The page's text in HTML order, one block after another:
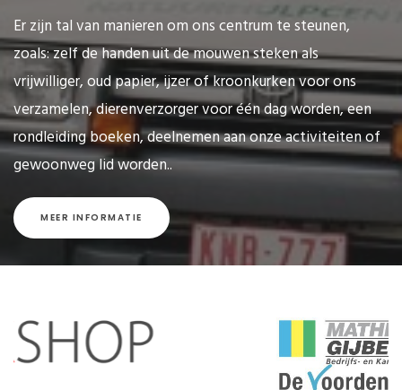
Er zijn tal van manieren om ons centrum te steunen,
zoals: zelf de handen uit de mouwen steken als
vrijwilliger, oud papier, ijzer of kroonkurken voor ons
verzamelen, dierenverzorger voor één dag worden, een
rondleiding boeken, deelnemen aan onze activiteiten of
gewoonweg lid worden..
MEER INFORMATIE